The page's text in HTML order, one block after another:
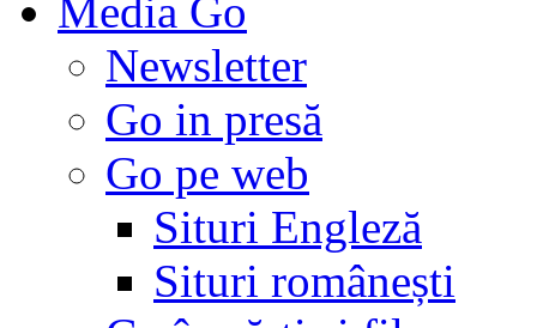
Media Go
Newsletter
Go in presă
Go pe web
Situri Engleză
Situri românești